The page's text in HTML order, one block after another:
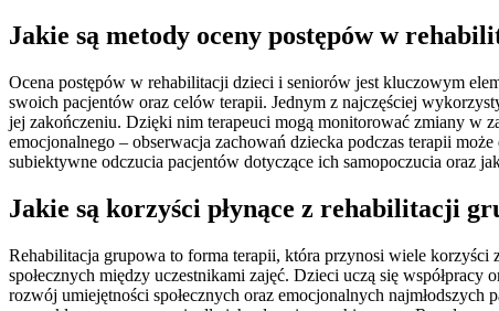
Jakie są metody oceny postępów w
Ocena postępów w rehabilitacji dzieci i seniorów jest kluczowym
swoich pacjentów oraz celów terapii. Jednym z najczęściej
jej zakończeniu. Dzięki nim terapeuci mogą monitorować zmiany w
emocjonalnego – obserwacja zachowań dziecka podczas terapii
subiektywne odczucia pacjentów dotyczące ich samopoczucia oraz
Jakie są korzyści płynące z rehabilitacji
Rehabilitacja grupowa to forma terapii, która przynosi wiele korzyści
społecznych między uczestnikami zajęć. Dzieci uczą się
rozwój umiejętności społecznych oraz emocjonalnych